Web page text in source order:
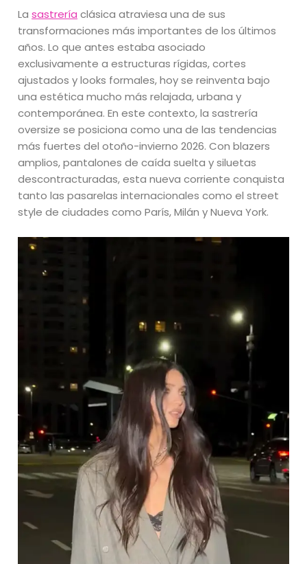
Lasastrería clásica atraviesa una de sus
transformaciones más importantes de los últimos
años. Lo que antes estaba asociado
exclusivamente a estructuras rígidas, cortes
ajustados y looks formales, hoy se reinventa bajo
una estética mucho más relajada, urbana y
contemporánea. En este contexto, la sastrería
oversize se posiciona como una de las tendencias
más fuertes del otoño-invierno 2026. Con blazers
amplios, pantalones de caída suelta y siluetas
descontracturadas, esta nueva corriente conquista
tanto las pasarelas internacionales como el street
style de ciudades como París, Milán y Nueva York.